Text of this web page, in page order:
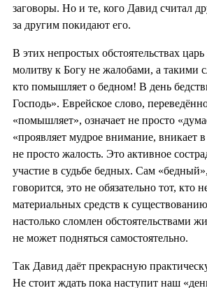
заговоры. Но и те, кого Давид считал
за другим покидают его.
В этих непростых обстоятельствах
молитву к Богу не жалобами, а такими
кто помышляет о бедном! В день
Господь». Еврейское слово,
«помышляет», означает не просто
«проявляет мудрое внимание, вникает
не просто жалость. Это активное
участие в судьбе бедных. Сам
говорится, это не обязательно тот, кто
материальных средств к
настолько сломлен обстоятельствами
не может подняться самостоятельно.
Так Давид даёт прекрасную
Не стоит ждать пока наступит наш